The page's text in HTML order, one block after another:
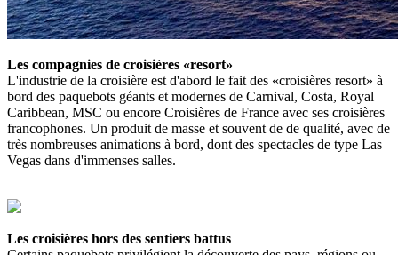
Les compagnies de croisières «resort»
L'industrie de la croisière est d'abord le fait des «croisières resort» à
bord des paquebots géants et modernes de Carnival, Costa, Royal
Caribbean, MSC ou encore Croisières de France avec ses croisières
francophones. Un produit de masse et souvent de de qualité, avec de
très nombreuses animations à bord, dont des spectacles de type Las
Vegas dans d'immenses salles.
Les croisières hors des sentiers battus